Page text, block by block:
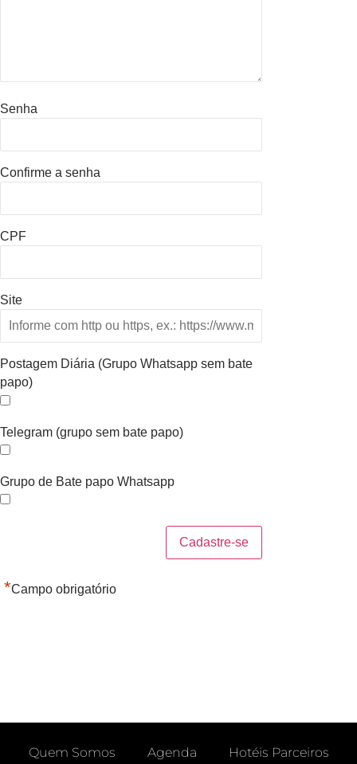
Senha
Confirme a senha
CPF
Site
Postagem Diária (Grupo Whatsapp sem bate
papo)
Telegram (grupo sem bate papo)
Grupo de Bate papo Whatsapp
*Campo obrigatório
Quem Somos Agenda Hotéis Parceiros